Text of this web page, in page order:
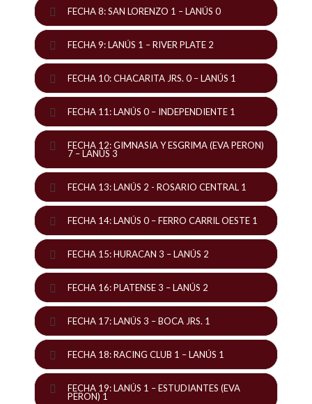
FECHA 8: SAN LORENZO 1 – LANÚS 0
FECHA 9: LANÚS 1 – RIVER PLATE 2
FECHA 10: CHACARITA JRS. 0 – LANÚS 1
FECHA 11: LANÚS 0 – INDEPENDIENTE 1
FECHA 12: GIMNASIA Y ESGRIMA (EVA PERON)
7 – LANÚS 3
FECHA 13: LANÚS 2 - ROSARIO CENTRAL 1
FECHA 14: LANÚS 0 – FERRO CARRIL OESTE 1
FECHA 15: HURACAN 3 – LANÚS 2
FECHA 16: PLATENSE 3 – LANÚS 2
FECHA 17: LANÚS 3 – BOCA JRS. 1
FECHA 18: RACING CLUB 1 – LANÚS 1
FECHA 19: LANÚS 1 – ESTUDIANTES (EVA
PERON) 1